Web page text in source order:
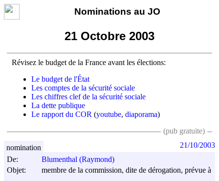
Nominations au JO
21 Octobre 2003
Révisez le budget de la France avant les élections:
Le budget de l'État
Les comptes de la sécurité sociale
Les chiffres clef de la sécurité sociale
La dette publique
Le rapport du COR (youtube, diaporama)
(pub gratuite)
De:
Blumenthal (Raymond)
Objet:
membre de la commission, dite de dérogation, prévue à
nomination 21/10/2003